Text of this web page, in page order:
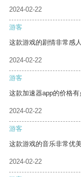
2024-02-22
游客
这款游戏的剧情非常感
2024-02-22
游客
这款加速器app的价格
2024-02-22
游客
这款游戏的音乐非常优
2024-02-22